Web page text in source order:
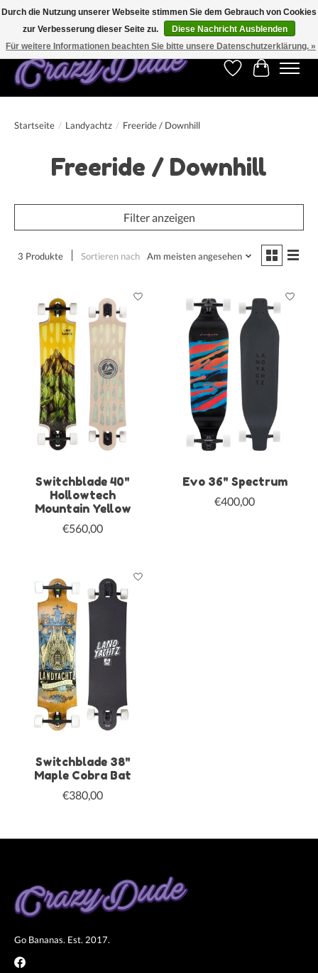
Kostenfreier Versand für Bestellungen ab 250 €. Weltweite Lieferung!
Wunschzettel
Ihr
Startseite / Landyachtz / Freeride / Downhill
Freeride / Downhill
Filter anzeigen
3 Produkte Sortieren nach Am meisten angesehen
Switchblade 40"
Hollowtech
Mountain Yellow
€560,00
Evo 36" Spectrum
€400,00
Switchblade 38"
Maple Cobra Bat
€380,00
Go Bananas. Est. 2017.
Durch die Nutzung unserer Webseite stimmen Sie dem Gebrauch von Cookies
zur Verbesserung dieser Seite zu.
Diese Nachricht Ausblenden
Für weitere Informationen beachten Sie bitte unsere Datenschutzerklärung. »